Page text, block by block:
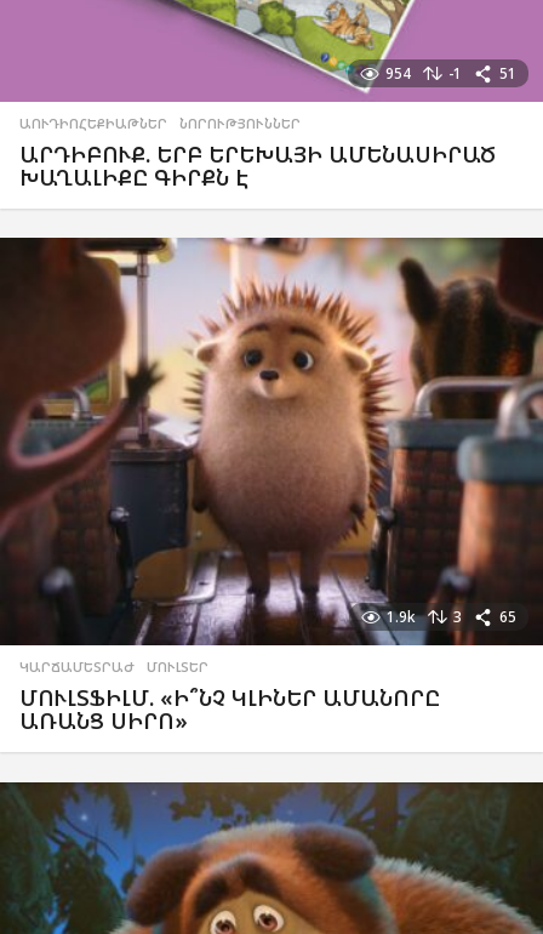
954 -1 51
ԱՈՒԴԻՈՀԵՔԻԱԹՆԵՐ ,ՆՈՐՈՒԹՅՈՒՆՆԵՐ
ԱՐԴԻԲՈՒՔ. ԵՐԲ ԵՐԵԽԱՅԻ ԱՄԵՆԱՍԻՐԱԾ
ԽԱՂԱԼԻՔԸ ԳԻՐՔՆ Է
1.9k 3 65
ԿԱՐՃԱՄԵՏՐԱԺ ,ՄՈՒԼՏԵՐ
ՄՈՒԼՏՖԻԼՄ. «Ի՞ՆՉ ԿԼԻՆԵՐ ԱՄԱՆՈՐԸ
ԱՌԱՆՑ ՍԻՐՈ»